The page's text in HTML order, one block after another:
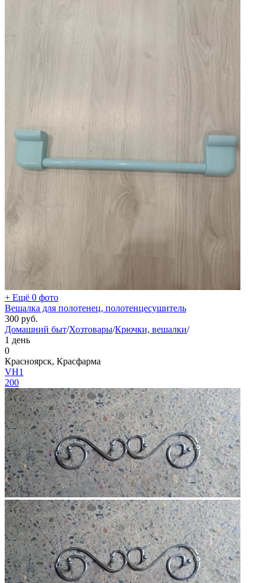
+ Ещё 0 фото
Вешалка для полотенец, полотенцесушитель
300 руб.
Домашний быт/Хозтовары/Крючки, вешалки/
1 день
0
Красноярск, Красфарма
VH1
200